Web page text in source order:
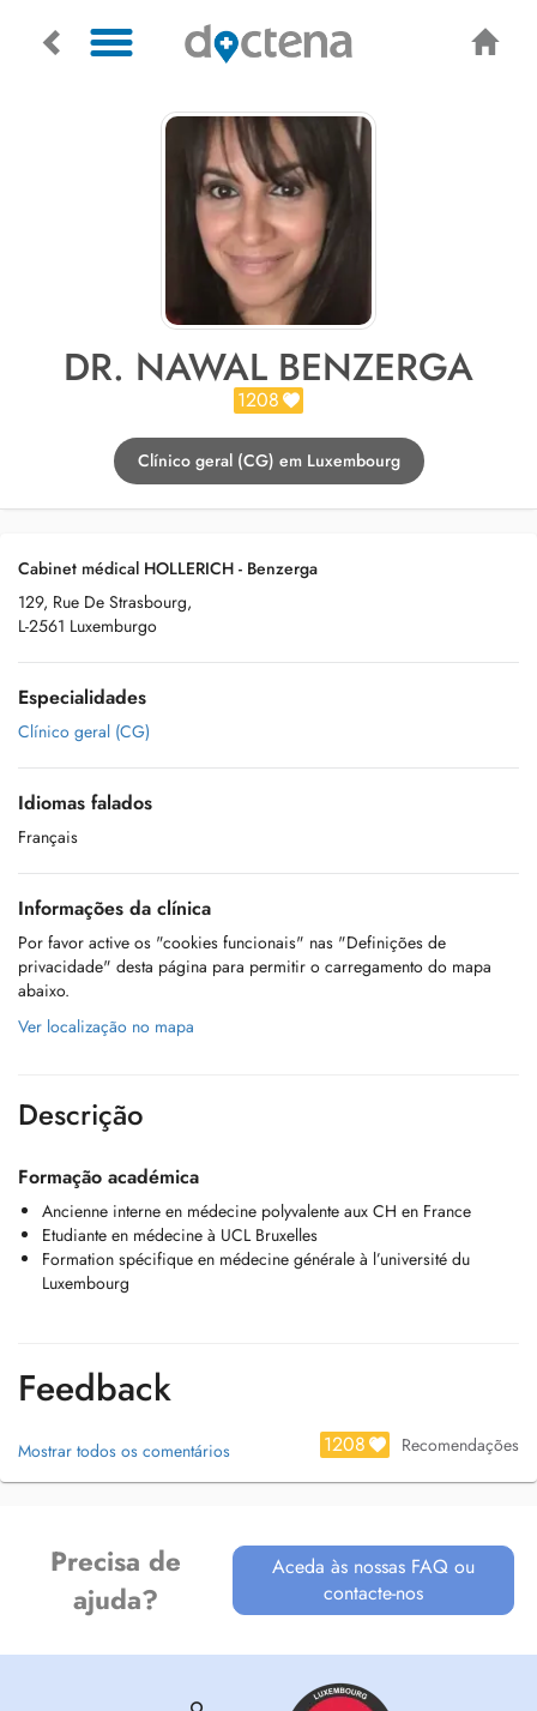
DR. NAWAL BENZERGA
1208
Clínico geral (CG) em Luxembourg
Cabinet médical HOLLERICH - Benzerga
129, Rue De Strasbourg,
L-2561 Luxemburgo
Especialidades
Clínico geral (CG)
Idiomas falados
Français
Informações da clínica
Por favor active os "cookies funcionais" nas "Definições de
privacidade" desta página para permitir o carregamento do mapa
abaixo.
Ver localização no mapa
Descrição
Formação académica
Ancienne interne en médecine polyvalente aux CH en France
Etudiante en médecine à UCL Bruxelles
Formation spécifique en médecine générale à l’université du
Luxembourg
Feedback
Mostrar todos os comentários 1208 Recomendações
Precisa de
ajuda?
Aceda às nossas FAQ ou
contacte-nos